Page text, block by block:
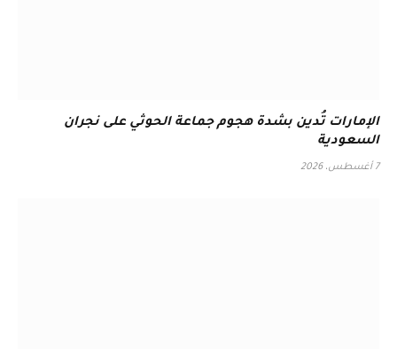
الإمارات تُدين بشدة هجوم جماعة الحوثي على نجران
السعودية
7 أغسطس، 2026